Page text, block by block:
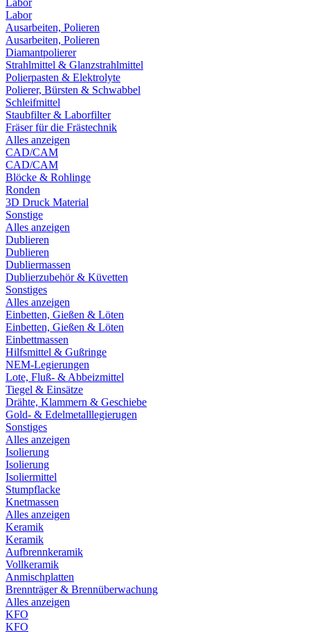
Labor
Labor
Ausarbeiten, Polieren
Ausarbeiten, Polieren
Diamantpolierer
Strahlmittel & Glanzstrahlmittel
Polierpasten & Elektrolyte
Polierer, Bürsten & Schwabbel
Schleifmittel
Staubfilter & Laborfilter
Fräser für die Frästechnik
Alles anzeigen
CAD/CAM
CAD/CAM
Blöcke & Rohlinge
Ronden
3D Druck Material
Sonstige
Alles anzeigen
Dublieren
Dublieren
Dubliermassen
Dublierzubehör & Küvetten
Sonstiges
Alles anzeigen
Einbetten, Gießen & Löten
Einbetten, Gießen & Löten
Einbettmassen
Hilfsmittel & Gußringe
NEM-Legierungen
Lote, Fluß- & Abbeizmittel
Tiegel & Einsätze
Drähte, Klammern & Geschiebe
Gold- & Edelmetalllegierugen
Sonstiges
Alles anzeigen
Isolierung
Isolierung
Isoliermittel
Stumpflacke
Knetmassen
Alles anzeigen
Keramik
Keramik
Aufbrennkeramik
Vollkeramik
Anmischplatten
Brennträger & Brennüberwachung
Alles anzeigen
KFO
KFO